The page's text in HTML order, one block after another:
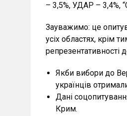
– 3,5%, УДАР – 3,4%,
Зауважимо: це
усіх областях, крім
репрезентативності
Якби вибори до
українців
Дані
Крим.